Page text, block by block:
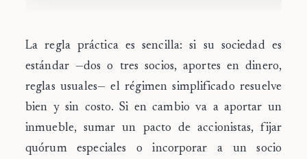
La regla práctica es sencilla: si su sociedad es
estándar —dos o tres socios, aportes en dinero,
reglas usuales— el régimen simplificado resuelve
bien y sin costo. Si en cambio va a aportar un
inmueble, sumar un pacto de accionistas, fijar
quórum especiales o incorporar a un socio